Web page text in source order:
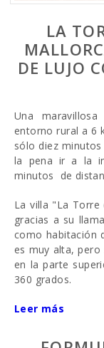
LA
DE LUJO
Una
entorno rural a 6
sólo diez
la pena ir a la
minutos de
La villa "La Torre
gracias a su
como habitación
es muy alta, pero
en la parte
360 grados.
Junto con una
Después de un
Leer más